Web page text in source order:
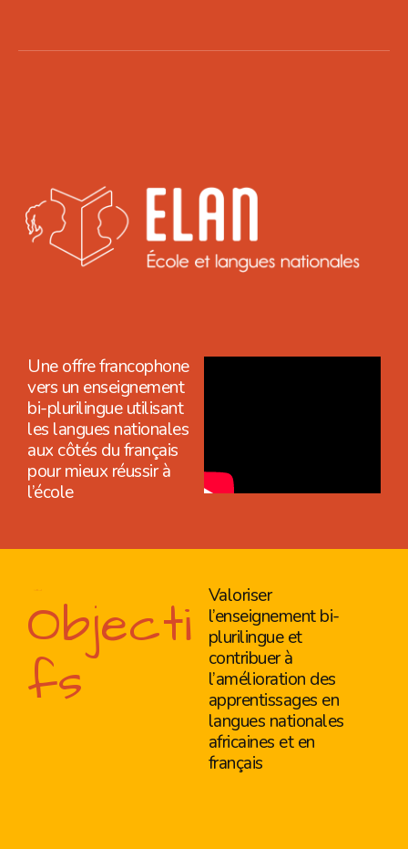
Une offre francophone
vers un enseignement
bi-plurilingue utilisant
les langues nationales
aux côtés du français
pour mieux réussir à
l’école
Objecti
fs
Valoriser
l’enseignement bi-
plurilingue et
contribuer à
l’amélioration des
apprentissages en
langues nationales
africaines et en
français